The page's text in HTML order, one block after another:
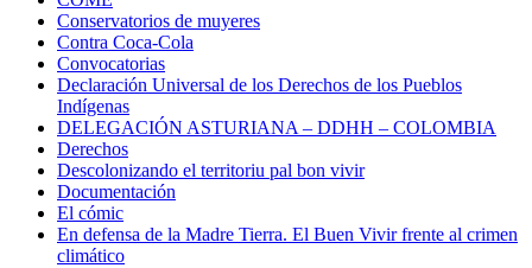
Conservatorios de muyeres
Contra Coca-Cola
Convocatorias
Declaración Universal de los Derechos de los Pueblos
Indígenas
DELEGACIÓN ASTURIANA – DDHH – COLOMBIA
Derechos
Descolonizando el territoriu pal bon vivir
Documentación
El cómic
En defensa de la Madre Tierra. El Buen Vivir frente al crimen
climático